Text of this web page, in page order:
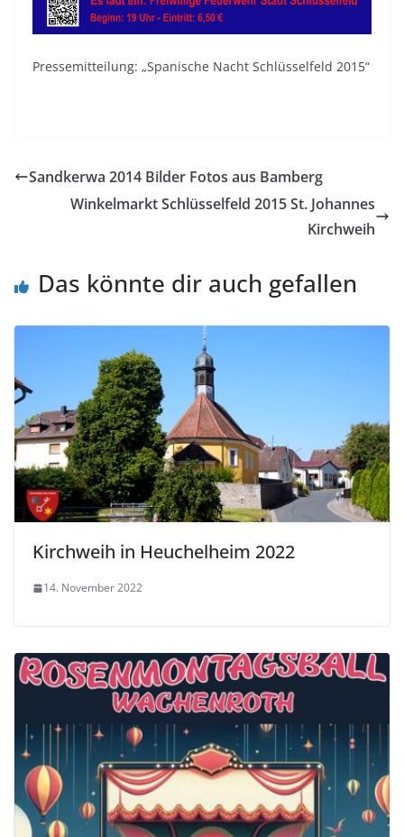
Pressemitteilung: „Spanische Nacht Schlüsselfeld 2015“
Sandkerwa 2014 Bilder Fotos aus Bamberg
Winkelmarkt Schlüsselfeld 2015 St. Johannes
Kirchweih
Das könnte dir auch gefallen
Kirchweih in Heuchelheim 2022
14. November 2022